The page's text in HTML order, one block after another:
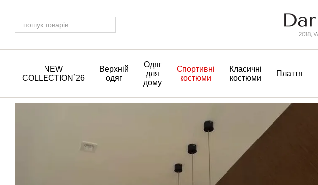
NEW
COLLECTION`26
Верхній
одяг
Одяг
для
дому
Спортивні
костюми
Класичні
костюми
Плаття